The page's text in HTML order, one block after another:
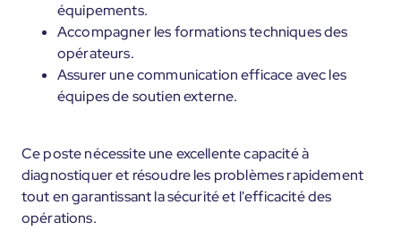
équipements.
Accompagner les formations techniques des
opérateurs.
Assurer une communication efficace avec les
équipes de soutien externe.
Ce poste nécessite une excellente capacité à
diagnostiquer et résoudre les problèmes rapidement
tout en garantissant la sécurité et l'efficacité des
opérations.